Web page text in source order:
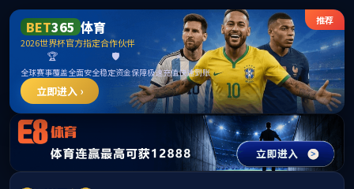
365英国上市公司(CHN-VIP认证)官网|Official
Website